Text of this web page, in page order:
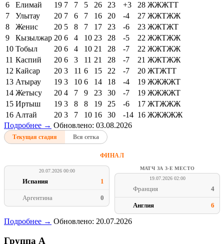
6
Елимай 19 7 7 5 26 23 +3 28 ЖЖЖТТ
7
Улытау 20 7 6 7 16 20 -4 27 ЖЖТЖЖ
8
Женис 20 5 8 7 17 23 -6 23 ЖЖТЖТ
9
Кызылжар 20 6 4 10 23 28 -5 22 ЖЖТЖЖ
10 Тобыл 20 6 4 10 21 28 -7 22 ЖЖТЖЖ
11 Каспий 20 6 3 11 21 28 -7 21 ЖЖТЖЖ
12 Кайсар 20 3 11 6 15 22 -7 20 ЖТЖТТ
13 Атырау 19 3 10 6 14 18 -4 19 ЖЖЖЖТ
14 Жетысу 20 4 7 9 23 30 -7 19 ЖЖЖЖТ
15 Иртыш 19 3 8 8 19 25 -6 17 ЖТЖЖЖ
16 Алтай 20 3 7 10 16 30 -14 16 ЖЖЖЖЖ
Подробнее → Обновлено: 03.08.2026
Текущая стадия Вся сетка
ФИНАЛ
20.07.2026 00:00
Испания 1
Аргентина 0
МАТЧ ЗА 3-Е МЕСТО
19.07.2026 02:00
Франция 4
Англия 6
Подробнее → Обновлено: 20.07.2026
Группа A